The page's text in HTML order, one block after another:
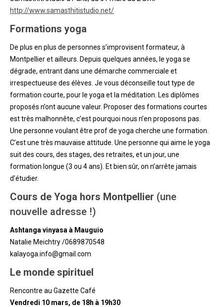
http://www.samasthitistudio.net/
Formations yoga
De plus en plus de personnes s’improvisent formateur, à
Montpellier et ailleurs. Depuis quelques années, le yoga se
dégrade, entrant dans une démarche commerciale et
irrespectueuse des élèves. Je vous déconseille tout type de
formation courte, pour le yoga et la méditation. Les diplômes
proposés n’ont aucune valeur. Proposer des formations courtes
est très malhonnête, c’est pourquoi nous n’en proposons pas.
Une personne voulant être prof de yoga cherche une formation.
C’est une très mauvaise attitude. Une personne qui aime le yoga
suit des cours, des stages, des retraites, et un jour, une
formation longue (3 ou 4 ans). Et bien sûr, on n’arrête jamais
d’étudier.
Cours de Yoga hors Montpellier (une
nouvelle adresse !)
Ashtanga vinyasa à Mauguio
Natalie Meichtry /0689870548
kalayoga.info@gmail.com
Le monde spirituel
Rencontre au Gazette Café
Vendredi 10 mars, de 18h à 19h30